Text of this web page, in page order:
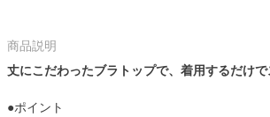
商品説明
丈にこだわったブラトップで、着用するだけで
●ポイント